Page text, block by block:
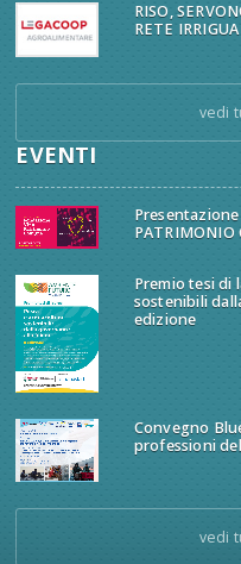
RISO,
RETE
vedi
EVENTI
PATRIMONIO
Premio tesi di
sostenibili
edizione
Convegno
professioni
vedi